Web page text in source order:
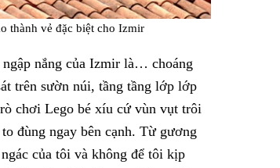
thành vẻ đặc biệt cho Izmir
nắng của Izmir là… choáng
trên sườn núi, tầng tầng lớp lớp
chơi Lego bé xíu cứ vùn vụt trôi
đùng ngay bên cạnh. Từ gương
của tôi và không để tôi kịp